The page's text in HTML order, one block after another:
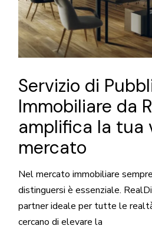
Servizio di
Immobiliare da
amplifica la tua
mercato
Nel mercato immobiliare
distinguersi è essenziale.
partner ideale per tutte le
cercano di elevare la